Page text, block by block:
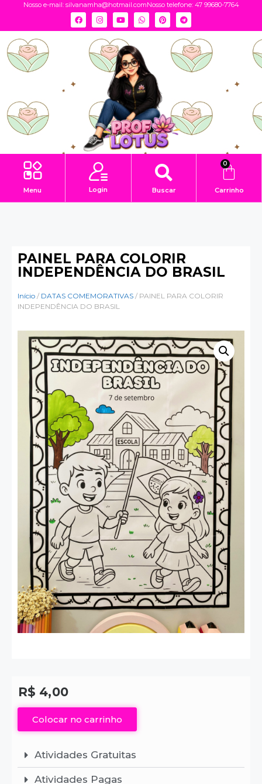
Nosso e-mail: silvanamha@hotmail.comNosso telefone: 47 99680-7764
Menu Login Buscar
0
Carrinho
PAINEL PARA COLORIR
INDEPENDÊNCIA DO BRASIL
Início / DATAS COMEMORATIVAS / PAINEL PARA COLORIR
INDEPENDÊNCIA DO BRASIL
R$ 4,00
Colocar no carrinho
Atividades Gratuitas
Atividades Pagas